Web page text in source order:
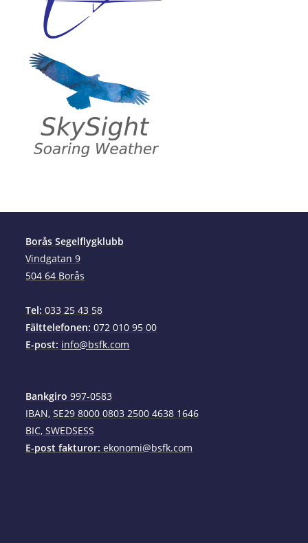
Borås Segelflygklubb
Vindgatan 9
504 64 Borås
Tel: 033 25 43 58
Fälttelefonen: 072 010 95 00
E-post: info@bsfk.com
Bankgiro 997-0583
IBAN, SE29 8000 0803 2500 4638 1646
BIC, SWEDSESS
E-post fakturor: ekonomi@bsfk.com